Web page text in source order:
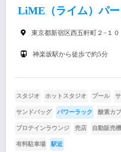
LiME（ライム）パ
東京都新宿区西五軒町２−１０
神楽坂駅から徒歩で約5分
スタジオ ホットスタジオ プール
サンドバッグ パワーラック 酸素カ
プロテインラウンジ 売店 自動販売機
有料駐車場 駅近